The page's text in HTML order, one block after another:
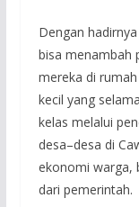
Dengan
bisa menambah
mereka di
kecil yang
kelas melalui
desa–desa di
ekonomi warga,
dari pemerintah.